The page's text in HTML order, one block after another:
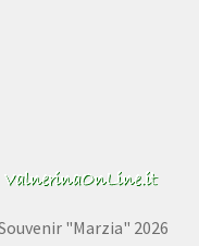
"Marzia" 2026